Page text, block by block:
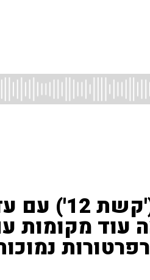
סיגל גפני
עוד מקומות